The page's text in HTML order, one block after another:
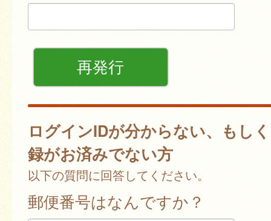
ログインIDが分からない、もし
録がお済みでない方
以下の質問に回答してください。
郵便番号はなんですか？